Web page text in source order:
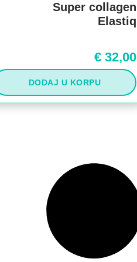
Super collagen
Elastiq
€ 32,00
DODAJ U KORPU